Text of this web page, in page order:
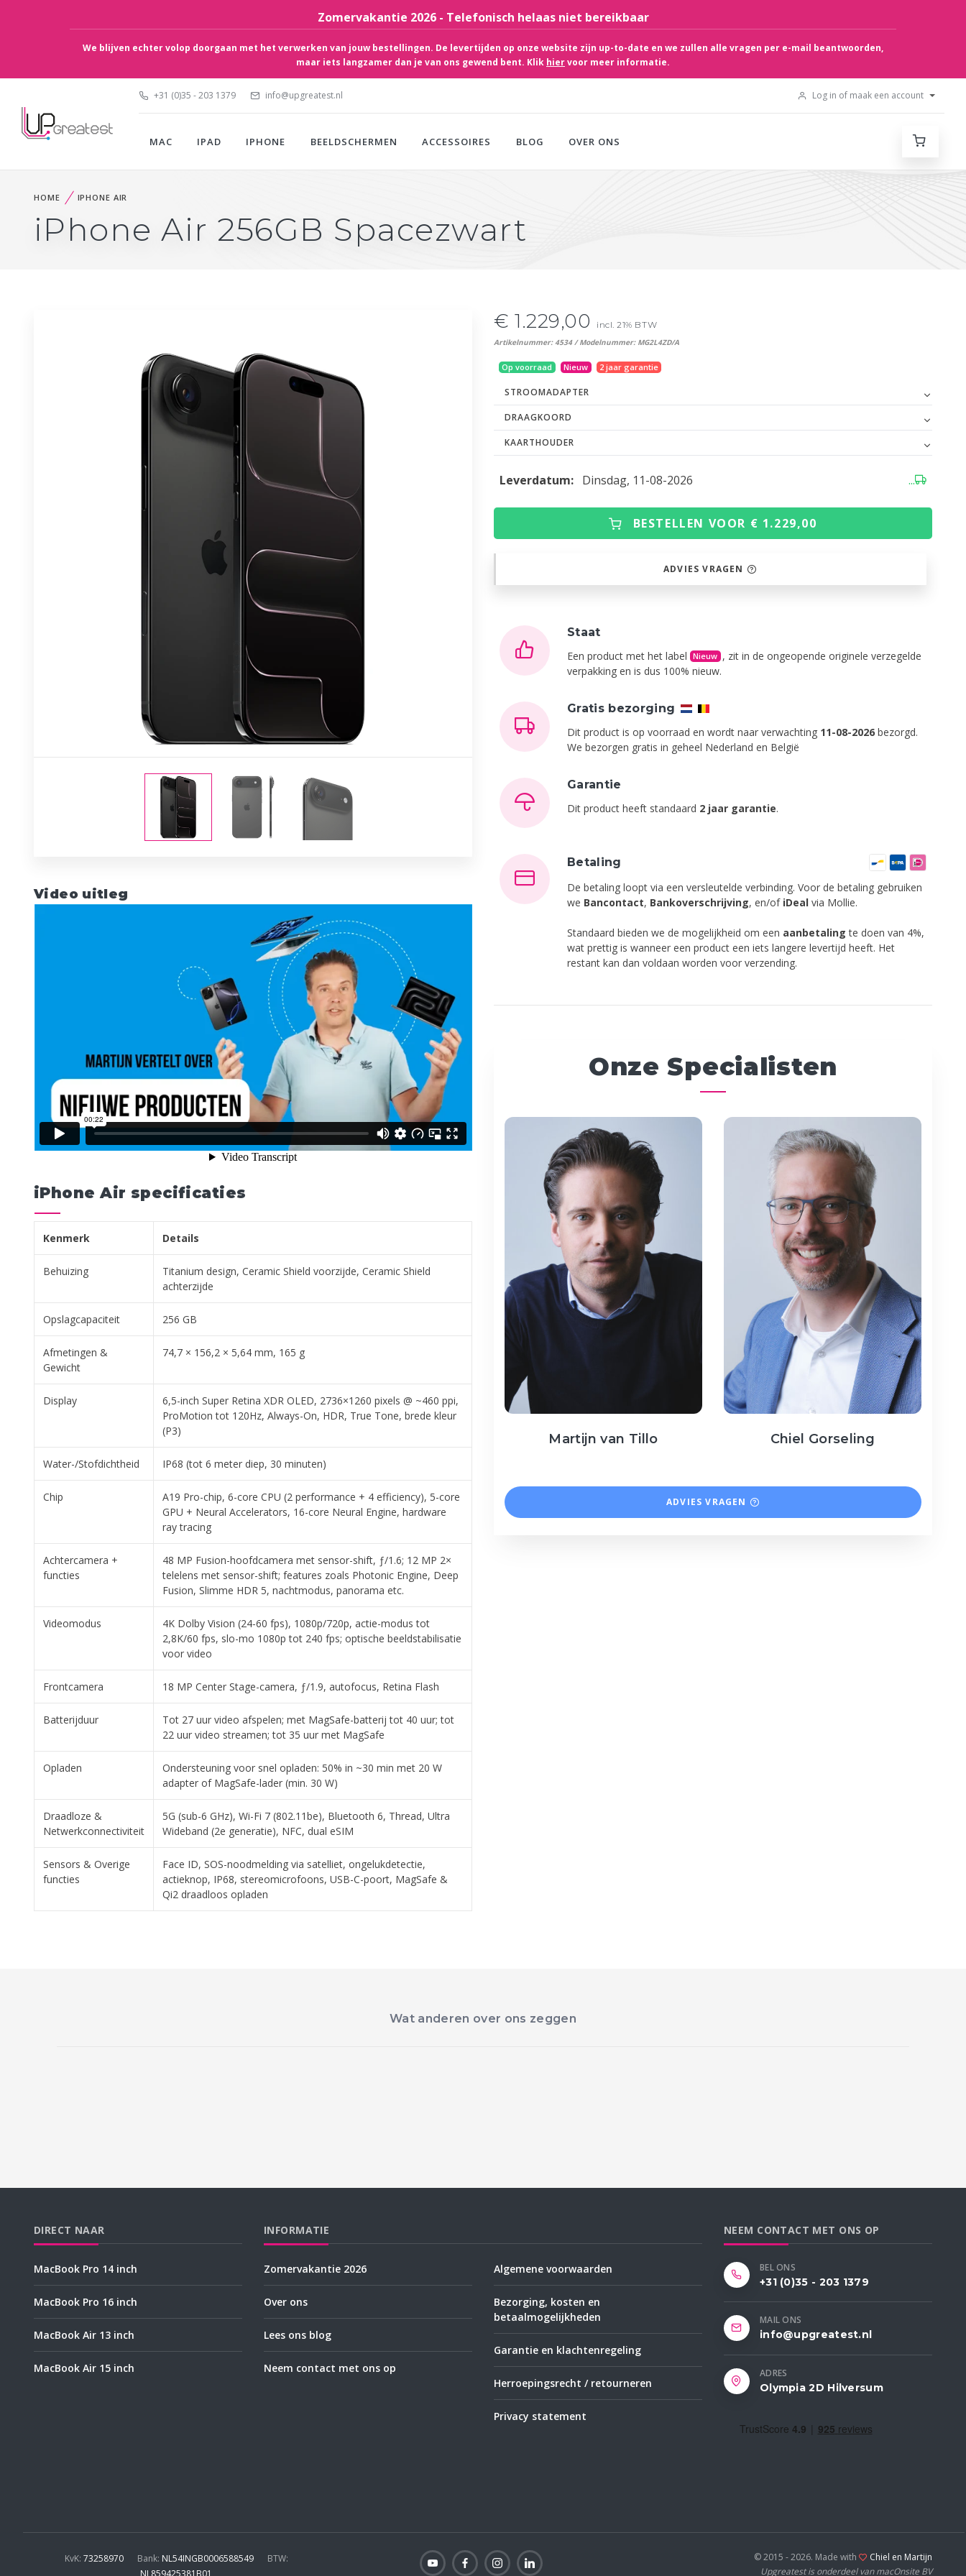
Zomervakantie 2026 - Telefonisch helaas niet bereikbaar
We blijven echter volop doorgaan met het verwerken van jouw bestellingen. De levertijden op onze website zijn up-to-date en we zullen alle vragen per e-mail beantwoorden,
maar iets langzamer dan je van ons gewend bent. Klik hiervoor meer informatie.
+31 (0)35 - 203 1379 info@upgreatest.nl Log in of maak een account
MAC IPAD IPHONE BEELDSCHERMEN ACCESSOIRES BLOG OVER ONS
HOME IPHONE AIR
iPhone Air 256GB Spacezwart
Video uitleg
iPhone Air specificaties
Kenmerk Details
Behuizing
Titanium design, Ceramic Shield voorzijde, Ceramic Shield
achterzijde
Opslagcapaciteit 256 GB
Afmetingen &
Gewicht
74,7 × 156,2 × 5,64 mm, 165 g
Display
6,5-inch Super Retina XDR OLED, 2736×1260 pixels @ ~460 ppi,
ProMotion tot 120Hz, Always-On, HDR, True Tone, brede kleur
(P3)
Water-/Stofdichtheid IP68 (tot 6 meter diep, 30 minuten)
Chip
A19 Pro-chip, 6-core CPU (2 performance + 4 efficiency), 5-core
GPU + Neural Accelerators, 16-core Neural Engine, hardware
ray tracing
Achtercamera +
functies
48 MP Fusion-hoofdcamera met sensor-shift, ƒ/1.6; 12 MP 2×
telelens met sensor-shift; features zoals Photonic Engine, Deep
Fusion, Slimme HDR 5, nachtmodus, panorama etc.
Videomodus
4K Dolby Vision (24-60 fps), 1080p/720p, actie-modus tot
2,8K/60 fps, slo-mo 1080p tot 240 fps; optische beeldstabilisatie
voor video
Frontcamera 18 MP Center Stage-camera, ƒ/1.9, autofocus, Retina Flash
Batterijduur
Tot 27 uur video afspelen; met MagSafe-batterij tot 40 uur; tot
22 uur video streamen; tot 35 uur met MagSafe
Opladen
Ondersteuning voor snel opladen: 50% in ~30 min met 20 W
adapter of MagSafe-lader (min. 30 W)
Draadloze &
Netwerkconnectiviteit
5G (sub-6 GHz), Wi-Fi 7 (802.11be), Bluetooth 6, Thread, Ultra
Wideband (2e generatie), NFC, dual eSIM
Sensors & Overige
functies
Face ID, SOS-noodmelding via satelliet, ongelukdetectie,
actieknop, IP68, stereomicrofoons, USB-C-poort, MagSafe &
Qi2 draadloos opladen
€ 1.229,00 incl. 21% BTW
Artikelnummer: 4534 / Modelnummer: MG2L4ZD/A
Op voorraad Nieuw 2 jaar garantie
STROOMADAPTER
DRAAGKOORD
KAARTHOUDER
Leverdatum: Dinsdag, 11-08-2026 ...
BESTELLEN VOOR € 1.229,00
ADVIES VRAGEN
Staat
Een product met het label
Nieuw , zit in de ongeopende originele verzegelde
verpakking en is dus 100% nieuw.
Gratis bezorging
Dit product is op voorraad en wordt naar verwachting 11-08-2026 bezorgd.
We bezorgen gratis in geheel Nederland en België
Garantie
Dit product heeft standaard 2 jaar garantie.
Betaling
De betaling loopt via een versleutelde verbinding. Voor de betaling gebruiken
we Bancontact, Bankoverschrijving, en/of iDeal via Mollie.
Standaard bieden we de mogelijkheid om een aanbetaling te doen van 4%,
wat prettig is wanneer een product een iets langere levertijd heeft. Het
restant kan dan voldaan worden voor verzending.
Onze Specialisten
Martijn van Tillo Chiel Gorseling
ADVIES VRAGEN
Wat anderen over ons zeggen
DIRECT NAAR
MacBook Pro 14 inch
MacBook Pro 16 inch
MacBook Air 13 inch
MacBook Air 15 inch
INFORMATIE
Zomervakantie 2026
Over ons
Lees ons blog
Neem contact met ons op
Algemene voorwaarden
Bezorging, kosten en
betaalmogelijkheden
Garantie en klachtenregeling
Herroepingsrecht / retourneren
Privacy statement
NEEM CONTACT MET ONS OP
BEL ONS
+31 (0)35 - 203 1379
MAIL ONS
info@upgreatest.nl
ADRES
Olympia 2D Hilversum
KvK: 73258970 Bank: NL54INGB0006588549
BTW:
NL859425381B01
© 2015 - 2026. Made with
Chiel en Martijn
Upgreatest is onderdeel van macOnsite BV